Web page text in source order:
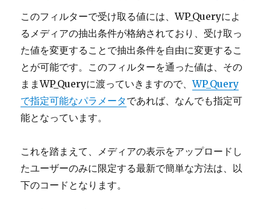
このフィルターで受け取る値には、WP_Queryによ
るメディアの抽出条件が格納されており、受け取っ
た値を変更することで抽出条件を自由に変更するこ
とが可能です。このフィルターを通った値は、その
ままWP_Queryに渡っていきますので、WP_Query
で指定可能なパラメータであれば、なんでも指定可
能となっています。
これを踏まえて、メディアの表示をアップロードし
たユーザーのみに限定する最新で簡単な方法は、以
下のコードとなります。